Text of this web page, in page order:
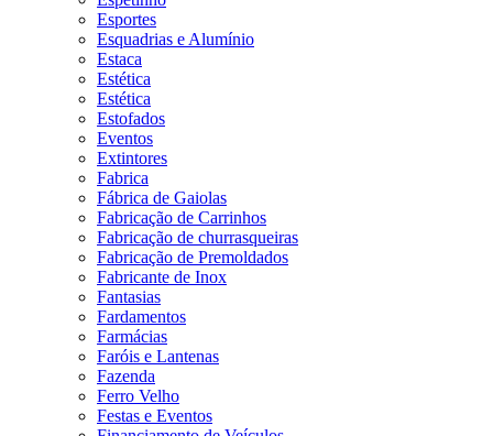
Esportes
Esquadrias e Alumínio
Estaca
Estética
Estética
Estofados
Eventos
Extintores
Fabrica
Fábrica de Gaiolas
Fabricação de Carrinhos
Fabricação de churrasqueiras
Fabricação de Premoldados
Fabricante de Inox
Fantasias
Fardamentos
Farmácias
Faróis e Lantenas
Fazenda
Ferro Velho
Festas e Eventos